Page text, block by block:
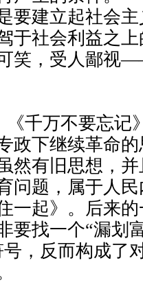
要建立起社会
于社会利益之
笑，受人鄙视
《千万不要忘记
政下继续革命
然有旧思想，
问题，属于人
一起》。后来
要找一个“漏划
，反而构成了